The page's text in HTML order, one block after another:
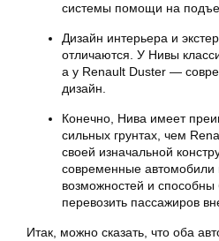
системы помощи на
Дизайн интерьера и
отличаются. У Нивы
а у Renault Duster —
дизайн.
Конечно, Нива имеет
сильных грунтах, чем
своей изначальной
современные
возможностей и
перевозить пассажиров
Итак, можно сказать, что оба